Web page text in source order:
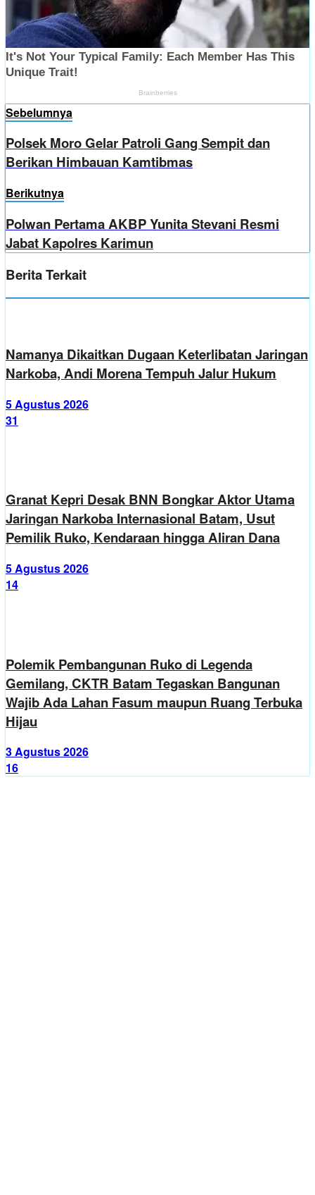
Sebelumnya
Polsek Moro Gelar Patroli Gang Sempit dan
Berikan Himbauan Kamtibmas
Berikutnya
Polwan Pertama AKBP Yunita Stevani Resmi
Jabat Kapolres Karimun
Berita Terkait
Namanya Dikaitkan Dugaan Keterlibatan Jaringan
Narkoba, Andi Morena Tempuh Jalur Hukum
5 Agustus 2026
31
Granat Kepri Desak BNN Bongkar Aktor Utama
Jaringan Narkoba Internasional Batam, Usut
Pemilik Ruko, Kendaraan hingga Aliran Dana
5 Agustus 2026
14
Polemik Pembangunan Ruko di Legenda
Gemilang, CKTR Batam Tegaskan Bangunan
Wajib Ada Lahan Fasum maupun Ruang Terbuka
Hijau
3 Agustus 2026
16